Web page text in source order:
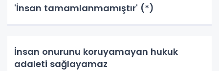
'İnsan tamamlanmamıştır' (*)
İnsan onurunu koruyamayan hukuk
adaleti sağlayamaz